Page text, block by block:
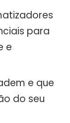
para
e
e que
do seu